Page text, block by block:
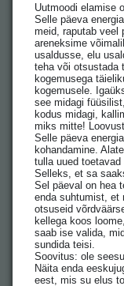
Uutmoodi elamise
Selle päeva
meid, raputab veel
areneksime
usaldusse, elu
teha või otsustada
kogemusega
kogemusele.
see midagi
kodus midagi,
miks mitte!
Selle päeva
kohandamine.
tulla uued toetavad
Selleks, et sa
Sel päeval on hea
enda suhtumist, et
otsuseid
kellega koos
saab ise valida,
sundida teisi.
Soovitus: ole
Näita enda
eest, mis su elus